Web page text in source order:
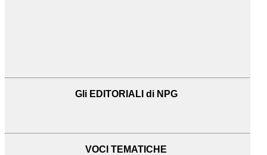
Gli EDITORIALI di NPG
VOCI TEMATICHE